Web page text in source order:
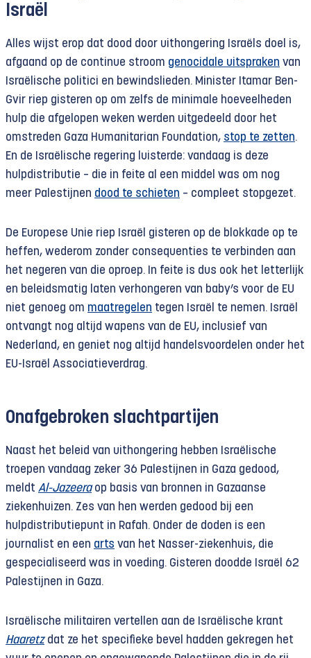
Israël
Alles wijst erop dat dood door uithongering Israëls doel is,
afgaand op de continue stroom genocidale uitspraken van
Israëlische politici en bewindslieden. Minister Itamar Ben-
Gvir riep gisteren op om zelfs de minimale hoeveelheden
hulp die afgelopen weken werden uitgedeeld door het
omstreden Gaza Humanitarian Foundation, stop te zetten.
En de Israëlische regering luisterde: vandaag is deze
hulpdistributie – die in feite al een middel was om nog
meer Palestijnen dood te schieten – compleet stopgezet.
De Europese Unie riep Israël gisteren op de blokkade op te
heffen, wederom zonder consequenties te verbinden aan
het negeren van die oproep. In feite is dus ook het letterlijk
en beleidsmatig laten verhongeren van baby’s voor de EU
niet genoeg om maatregelen tegen Israël te nemen. Israël
ontvangt nog altijd wapens van de EU, inclusief van
Nederland, en geniet nog altijd handelsvoordelen onder het
EU-Israël Associatieverdrag.
Onafgebroken slachtpartijen
Naast het beleid van uithongering hebben Israëlische
troepen vandaag zeker 36 Palestijnen in Gaza gedood,
meldt Al-Jazeera op basis van bronnen in Gazaanse
ziekenhuizen. Zes van hen werden gedood bij een
hulpdistributiepunt in Rafah. Onder de doden is een
journalist en een arts van het Nasser-ziekenhuis, die
gespecialiseerd was in voeding. Gisteren doodde Israël 62
Palestijnen in Gaza.
Israëlische militairen vertellen aan de Israëlische krant
Haaretzdat ze het specifieke bevel hadden gekregen het